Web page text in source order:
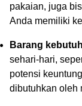
pakaian, juga
Anda memiliki
Barang
sehari-hari,
potensi
dibutuhkan oleh